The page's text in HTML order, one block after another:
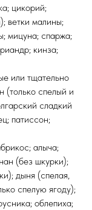
цикорий;
ветки малины;
мицуна; спаржа;
кинза;
или тщательно
(только спелый и
сладкий
патиссон;
алыча;
(без шкурки);
дыня (спелая,
спелую ягоду);
облепиха;